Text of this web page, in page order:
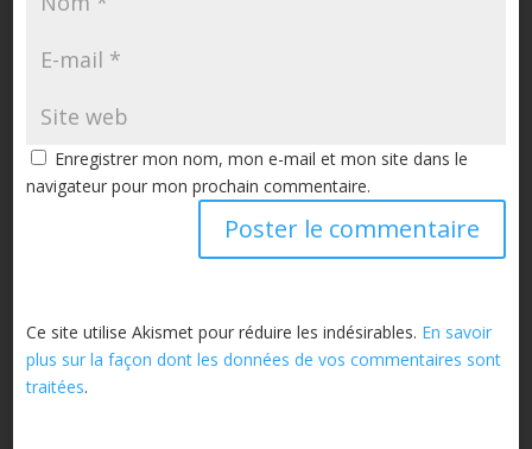
Enregistrer mon nom, mon e-mail et mon site dans le
navigateur pour mon prochain commentaire.
Ce site utilise Akismet pour réduire les indésirables. En savoir
plus sur la façon dont les données de vos commentaires sont
traitées.